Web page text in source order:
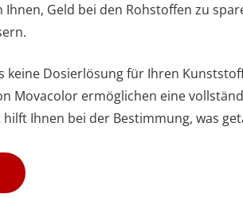
Ihnen, Geld bei den Rohstoffen zu
keine Dosierlösung für Ihren
Movacolor ermöglichen eine
Ihnen bei der Bestimmung, was